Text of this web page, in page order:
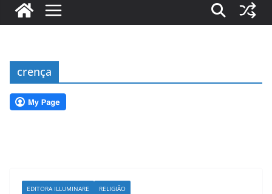
crença
EDITORA ILLUMINARE RELIGIÃO